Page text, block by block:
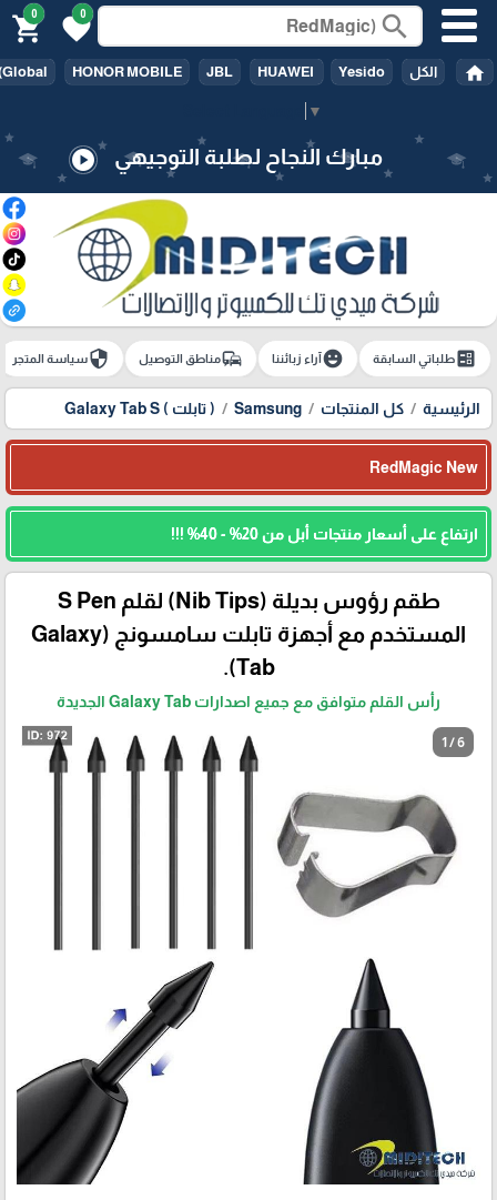
▼
search
0
favorite
0
shopping_cart
home الكل HONOR MOBILE JBL HUAWEI Yesido
مبارك النجاح لطلبة التوجيهي play_circle
ballotطلباتي السابقة emoji_emotionsآراء زبائننا commuteمناطق التوصيل securityسياسة المتجر
الرئيسية كل المنتجات Samsung ( تابلت ) Galaxy Tab S
RedMagic New
ارتفاع على أسعار منتجات أبل من 20% - 40% !!!
طقم رؤوس بديلة (Nib Tips) لقلم S Pen
المستخدم مع أجهزة تابلت سامسونج (Galaxy
Tab).
رأس القلم متوافق مع جميع اصدارات Galaxy Tab الجديدة
1 / 6